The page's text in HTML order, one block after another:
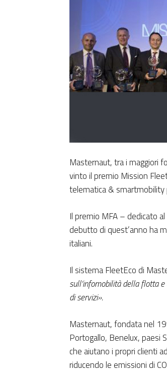
Masternaut, tra i maggiori
vinto il premio Mission
telematica &
Il premio MFA – dedicato
debutto di quest’anno ha
italiani.
Il sistema FleetEco di
sull’infomobilità della flotta
di servizi».
Masternaut, fondata nel
Portogallo, Benelux, paesi
che aiutano i propri clienti
riducendo le emissioni di